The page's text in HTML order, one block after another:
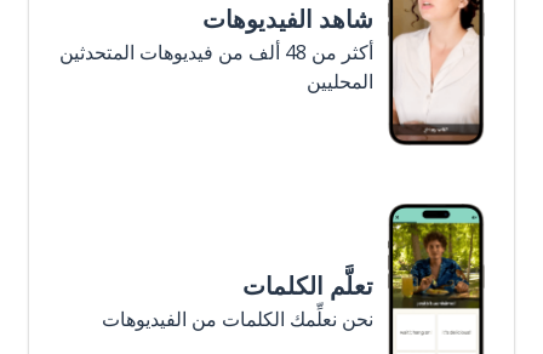
شاهد الفيديوهات
أكثر من 48 ألف من فيديوهات المتحدثين
المحليين
تعلَّم الكلمات
نحن نعلِّمك الكلمات من الفيديوهات